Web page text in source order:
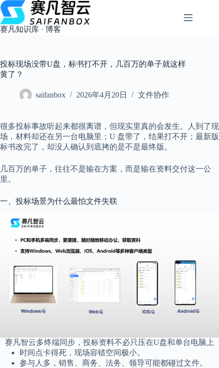
跳
过
内
容
赛凡知识库 · 博客
投标现场没带U盘，标书打不开，几百万的单子就这样
黄了？
saifanbox 2026年4月20日 文件协作
很多投标事故听起来都很离谱，但现实里真的会发生。人到了现
场，材料却还在另一台电脑里；U 盘带了，结果打不开；最新版
标书改完了，却没人确认到底拷的是不是最终版。
几百万的单子，往往不是输在方案，而是输在资料交付这一公
里。
一、投标场景为什么最怕文件失联
赛凡智云多终端同步，投标资料不必只压在U盘和单台电脑上
时间点卡得死，现场容错空间极小。
参与人多，销售、商务、法务、领导可能都碰过文件。